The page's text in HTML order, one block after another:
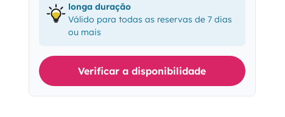
longa duração
Válido para todas as reservas de 7 dias
ou mais
Verificar a disponibilidade